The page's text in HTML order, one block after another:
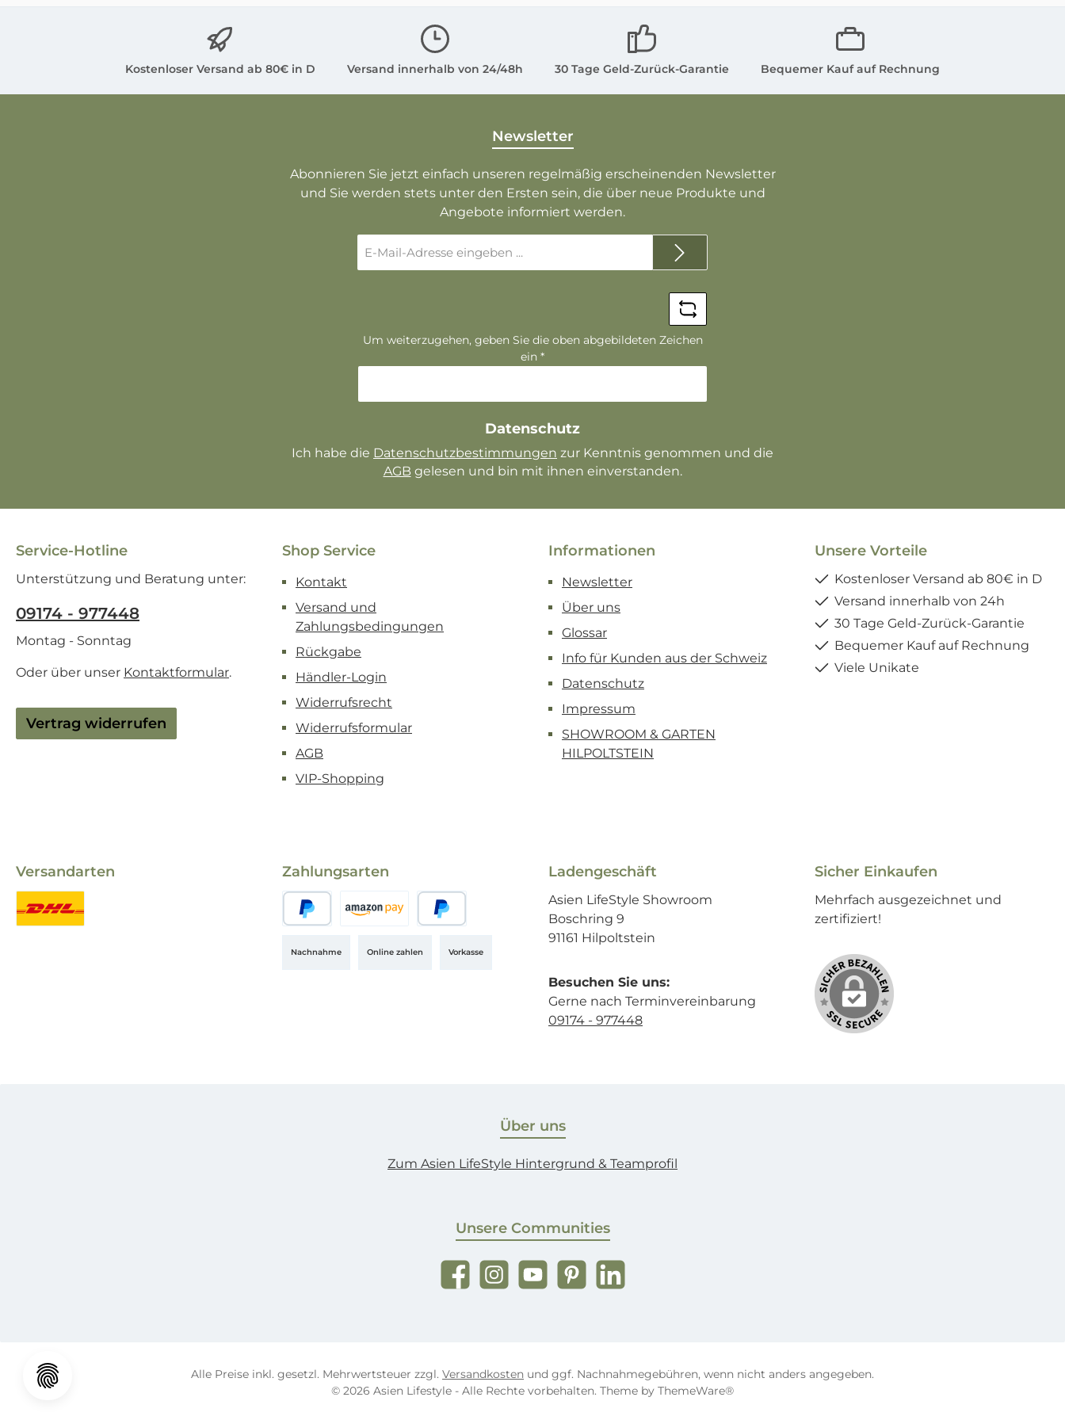
Nordthailand - wir haben
die Skulptur aus dem
Haushalt eines
Buddhafigur schätzen wir
Zustand der Buddhafigur
Die liegende Buddhafigur
ist in einem guten
Zustand. You get what you
see Sie bekommen exakt
Kostenloser Versand ab 80€ in D Versand innerhalb von 24/48h 30 Tage Geld-Zurück-Garantie Bequemer Kauf auf Rechnung
Newsletter
Abonnieren Sie jetzt einfach unseren regelmäßig erscheinenden Newsletter
und Sie werden stets unter den Ersten sein, die über neue Produkte und
Angebote informiert werden.
Mail-
Um weiterzugehen, geben Sie die oben abgebildeten Zeichen
ein *
Datenschutz
Ich habe die Datenschutzbestimmungen
AGB gelesen und bin mit ihnen einverstanden.
Service-Hotline
Unterstützung und Beratung unter:
09174 - 977448
Montag - Sonntag
Oder über unser Kontaktformular.
Vertrag widerrufen
Shop Service
Kontakt
Versand und
Zahlungsbedingungen
Rückgabe
Händler-Login
Widerrufsrecht
Widerrufsformular
AGB
VIP-Shopping
Informationen
Newsletter
Über uns
Glossar
Info für Kunden aus der Schweiz
Datenschutz
Impressum
SHOWROOM & GARTEN
HILPOLTSTEIN
Unsere Vorteile
Kostenloser Versand ab 80€ in D
Versand innerhalb von 24h
30 Tage Geld-Zurück-Garantie
Bequemer Kauf auf Rechnung
Viele Unikate
Versandarten Zahlungsarten
Nachnahme Online zahlen Vorkasse
Ladengeschäft
Asien LifeStyle Showroom
Boschring 9
91161 Hilpoltstein
Besuchen Sie uns:
Gerne nach Terminvereinbarung
09174 - 977448
Sicher Einkaufen
Mehrfach ausgezeichnet und
zertifiziert!
Über uns
Zum Asien LifeStyle Hintergrund & Teamprofil
Unsere Communities
FacebookInstagramYouTubePinterestLinkedIn
Alle Preise inkl. gesetzl. Mehrwertsteuer zzgl. Versandkosten und ggf. Nachnahmegebühren, wenn nicht anders angegeben.
© 2026 Asien Lifestyle - Alle Rechte vorbehalten. Theme by ThemeWare®